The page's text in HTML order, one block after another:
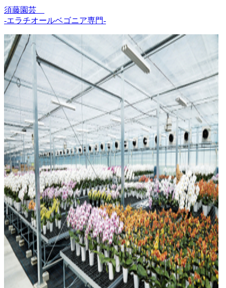
須藤園芸
-エラチオールベゴニア専門-